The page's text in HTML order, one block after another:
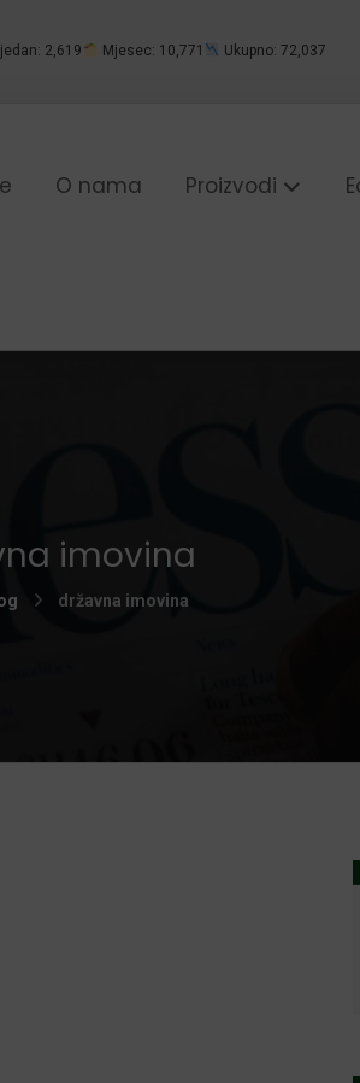
2,619 Mjesec: 10,771 Ukupno: 72,037
O nama Proizvodi
imovina
državna imovina